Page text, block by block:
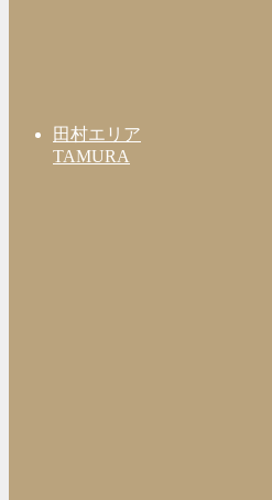
田村エリア
TAMURA